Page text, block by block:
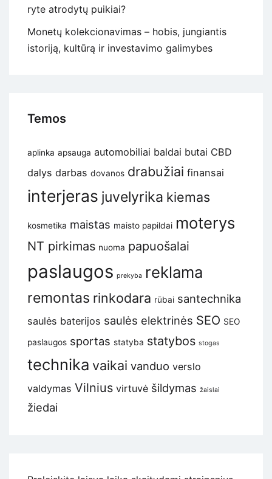
ryte atrodytų puikiai?
Monetų kolekcionavimas – hobis, jungiantis
istoriją, kultūrą ir investavimo galimybes
Temos
aplinka apsauga automobiliai baldai butai CBD
dalys darbas dovanos drabužiai finansai
interjeras juvelyrika kiemas
kosmetika maistas maisto papildai moterys
NT pirkimas nuoma papuošalai
paslaugos prekyba reklama
remontas rinkodara rūbai santechnika
saulės baterijos saulės elektrinės SEO SEO
paslaugos sportas statyba statybos stogas
technika vaikai vanduo verslo
valdymas Vilnius virtuvė šildymas žaislai
žiedai